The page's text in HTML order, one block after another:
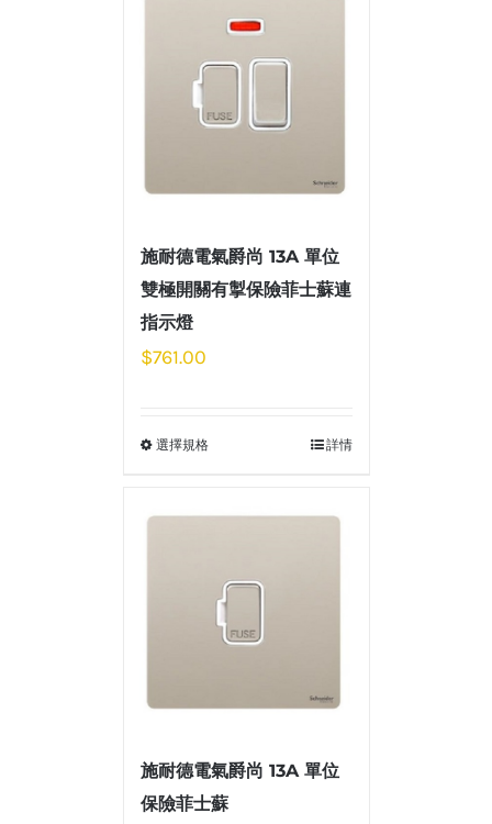
施耐德電氣爵尚 13A 單位
雙極開關有掣保險菲士蘇連
指示燈
$761.00
選擇規格 詳情
施耐德電氣爵尚 13A 單位
保險菲士蘇